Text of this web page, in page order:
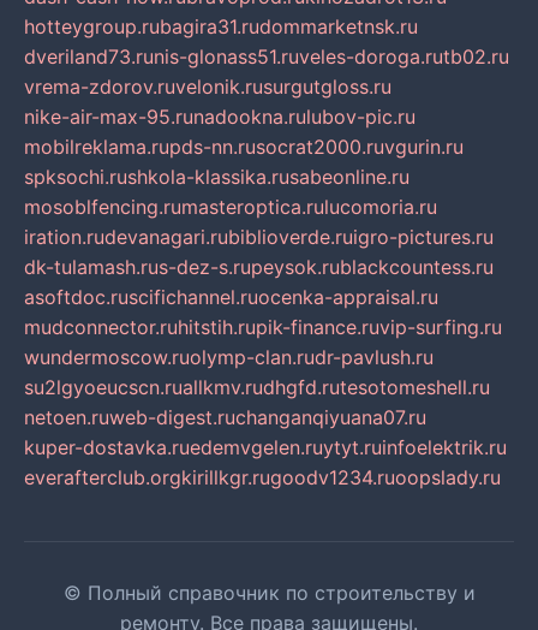
hotteygroup.rubagira31.rudommarketnsk.ru
dveriland73.runis-glonass51.ruveles-doroga.rutb02.ru
vrema-zdorov.ruvelonik.rusurgutgloss.ru
nike-air-max-95.runadookna.rulubov-pic.ru
mobilreklama.rupds-nn.rusocrat2000.ruvgurin.ru
spksochi.rushkola-klassika.rusabeonline.ru
mosoblfencing.rumasteroptica.rulucomoria.ru
iration.rudevanagari.rubiblioverde.ruigro-pictures.ru
dk-tulamash.rus-dez-s.rupeysok.rublackcountess.ru
asoftdoc.ruscifichannel.ruocenka-appraisal.ru
mudconnector.ruhitstih.rupik-finance.ruvip-surfing.ru
wundermoscow.ruolymp-clan.rudr-pavlush.ru
su2lgyoeucscn.ruallkmv.rudhgfd.rutesotomeshell.ru
netoen.ruweb-digest.ruchanganqiyuana07.ru
kuper-dostavka.ruedemvgelen.ruytyt.ruinfoelektrik.ru
everafterclub.orgkirillkgr.rugoodv1234.ruoopslady.ru
© Полный справочник по строительству и
ремонту. Все права защищены.